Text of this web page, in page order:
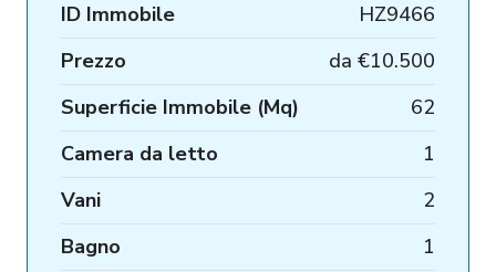
ID Immobile
HZ9466
Prezzo
da €10.500
Superficie Immobile (Mq)
62
Camera da letto
1
Vani
2
Bagno
1